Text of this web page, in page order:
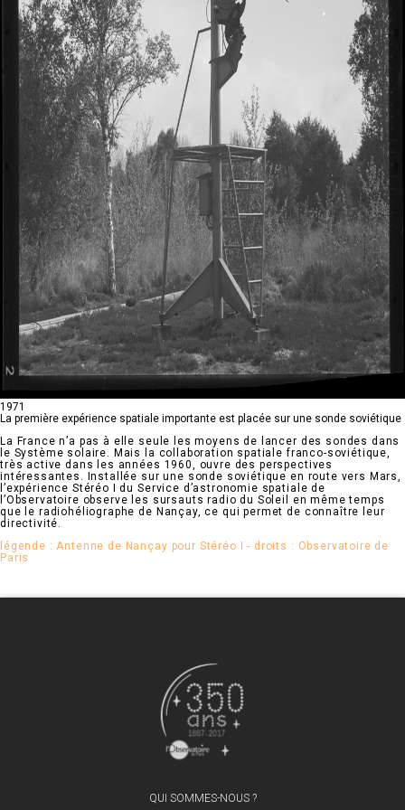
1971
La première expérience spatiale importante est placée sur une sonde soviétique
La France n’a pas à elle seule les moyens de lancer des sondes dans
le Système solaire. Mais la collaboration spatiale franco-soviétique,
très active dans les années 1960, ouvre des perspectives
intéressantes. Installée sur une sonde soviétique en route vers Mars,
l’expérience Stéréo I du Service d’astronomie spatiale de
l’Observatoire observe les sursauts radio du Soleil en même temps
que le radiohéliographe de Nançay, ce qui permet de connaître leur
directivité.
légende : Antenne de Nançay pour Stéréo I - droits : Observatoire de
Paris
QUI SOMMES-NOUS ?